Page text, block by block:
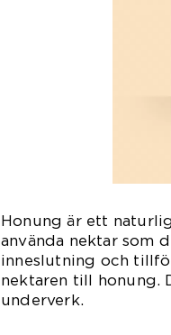
Honung är ett
använda nektar som
inneslutning och
nektaren till honung.
underverk.